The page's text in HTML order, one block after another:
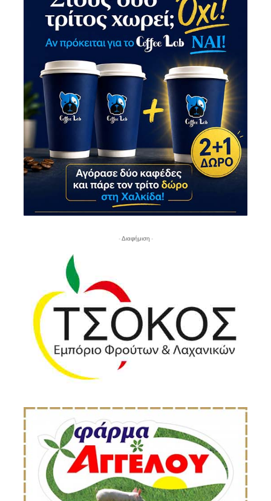
- Διαφήμιση -